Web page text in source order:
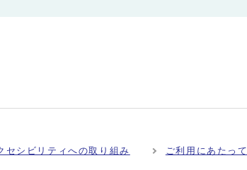
セシビリティへの取り組み ご利用にあたって